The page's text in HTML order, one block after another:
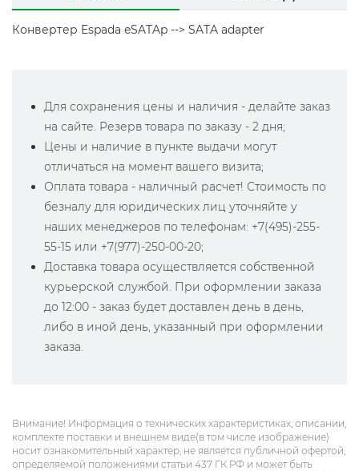
Конвертер Espada eSATAp --> SATA adapter
Для сохранения цены и наличия - делайте заказ
на сайте. Резерв товара по заказу - 2 дня;
Цены и наличие в пункте выдачи могут
отличаться на момент вашего визита;
Оплата товара - наличный расчет! Стоимость по
безналу для юридических лиц уточняйте у
наших менеджеров по телефонам: +7(495)-255-
55-15 или +7(977)-250-00-20;
Доставка товара осуществляется собственной
курьерской службой. При оформлении заказа
до 12:00 - заказ будет доставлен день в день,
либо в иной день, указанный при оформлении
заказа.
Внимание! Информация о технических характеристиках, описании,
комплекте поставки и внешнем виде(в том числе изображение)
носит ознакомительный характер, не является публичной офертой,
определяемой положениями статьи 437 ГК РФ и может быть